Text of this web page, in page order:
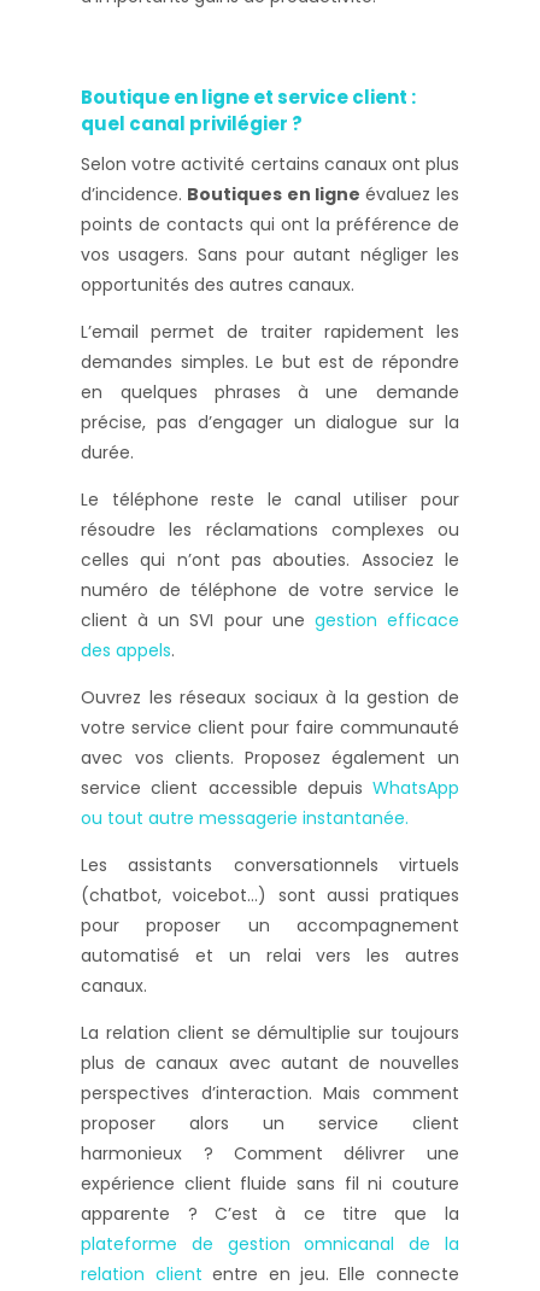
Boutique en ligne et service client :
quel canal privilégier ?
Selon votre activité certains canaux ont plus
d’incidence. Boutiques en ligneévaluez les
points de contacts qui ont la préférence de
vos usagers. Sans pour autant négliger les
opportunités des autres canaux.
L’email permet de traiter rapidement les
demandes simples. Le but est de répondre
en quelques phrases à une demande
précise, pas d’engager un dialogue sur la
durée.
Le téléphone reste le canal utiliser pour
résoudre les réclamations complexes ou
celles qui n’ont pas abouties. Associez le
numéro de téléphone de votre service le
client à un SVI pour une gestion efficace
des appels.
Ouvrez les réseaux sociaux à la gestion de
votre service client pour faire communauté
avec vos clients. Proposez également un
service client accessible depuis WhatsApp
ou tout autre messagerie instantanée.
Les assistants conversationnels virtuels
(chatbot, voicebot…) sont aussi pratiques
pour proposer un accompagnement
automatisé et un relai vers les autres
canaux.
La relation client se démultiplie sur toujours
plus de canaux avec autant de nouvelles
perspectives d’interaction. Mais comment
proposer alors un service client
harmonieux ? Comment délivrer une
expérience client fluide sans fil ni couture
apparente ? C’est à ce titre que la
plateforme de gestion omnicanal de la
relation client entre en jeu. Elle connecte